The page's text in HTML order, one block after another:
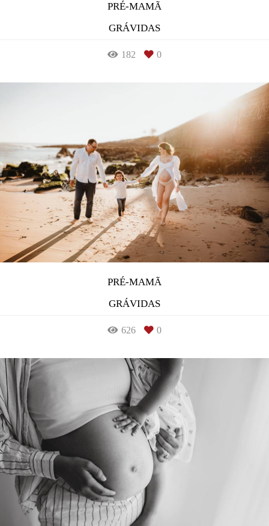
PRÉ-MAMÃ
GRÁVIDAS
182 0
PRÉ-MAMÃ
GRÁVIDAS
626 0